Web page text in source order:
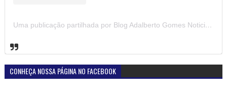
Uma publicação partilhada por Blog Adalberto Gomes Noticias (@blogadalbertogomesnoticiass)
CONHEÇA NOSSA PÁGINA NO FACEBOOK